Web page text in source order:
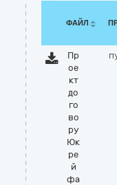
ФАЙЛ
Пр
ое
кт
до
го
во
ру
Юк
ре
й
фа